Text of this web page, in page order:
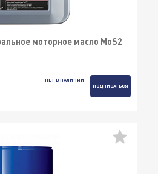
моторное масло MoS2
НЕТ В НАЛИЧИИ
ПОДПИСАТЬСЯ